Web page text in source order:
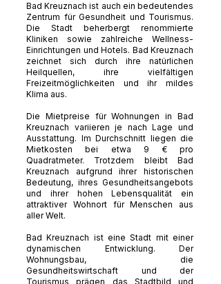
Bad Kreuznach ist auch ein bedeutendes
Zentrum für Gesundheit und Tourismus.
Die Stadt beherbergt renommierte
Kliniken sowie zahlreiche Wellness-
Einrichtungen und Hotels. Bad Kreuznach
zeichnet sich durch ihre natürlichen
Heilquellen, ihre vielfältigen
Freizeitmöglichkeiten und ihr mildes
Klima aus.
Die Mietpreise für Wohnungen in Bad
Kreuznach variieren je nach Lage und
Ausstattung. Im Durchschnitt liegen die
Mietkosten bei etwa 9 € pro
Quadratmeter. Trotzdem bleibt Bad
Kreuznach aufgrund ihrer historischen
Bedeutung, ihres Gesundheitsangebots
und ihrer hohen Lebensqualität ein
attraktiver Wohnort für Menschen aus
aller Welt.
Bad Kreuznach ist eine Stadt mit einer
dynamischen Entwicklung. Der
Wohnungsbau, die
Gesundheitswirtschaft und der
Tourismus prägen das Stadtbild und